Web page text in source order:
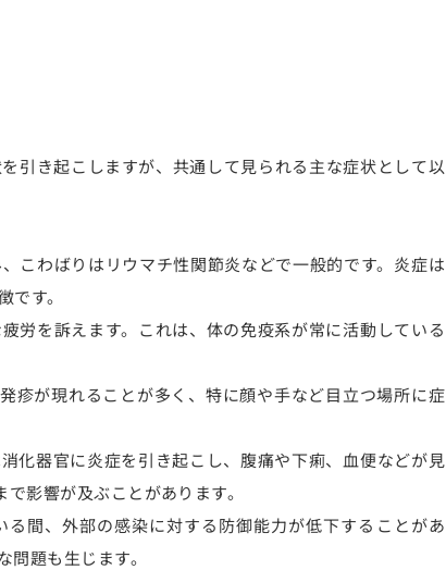
引き起こしますが、共通して見られる主な症状として以
こわばりはリウマチ性関節炎などで一般的です。炎症は
です。
労を訴えます。これは、体の免疫系が常に活動している
疹が現れることが多く、特に顔や手など目立つ場所に症
化器官に炎症を引き起こし、腹痛や下痢、血便などが見
影響が及ぶことがあります。
る間、外部の感染に対する防御能力が低下することがあ
問題も生じます。